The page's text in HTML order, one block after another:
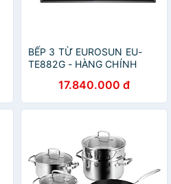
BẾP 3 TỪ EUROSUN EU-
TE882G - HÀNG CHÍNH
17.840.000 đ